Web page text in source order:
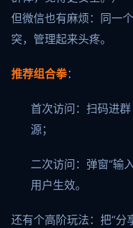
但微信也有麻烦：同一
突，管理起来头疼。
推荐组合拳：
首次访问：扫码进
源；
二次访问：弹窗“输
用户生效。
还有个高阶玩法：把“分